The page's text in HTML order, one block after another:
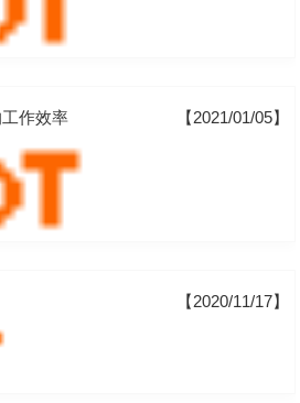
作效率 【2021/01/05】
【2020/11/17】